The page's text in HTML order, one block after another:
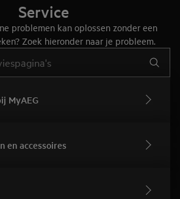
Service
problemen kan oplossen zonder een
Zoek hieronder naar je probleem.
MyAEG
en accessoires